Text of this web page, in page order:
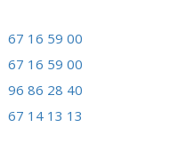
67 16 59 00
67 16 59 00
96 86 28 40
67 14 13 13